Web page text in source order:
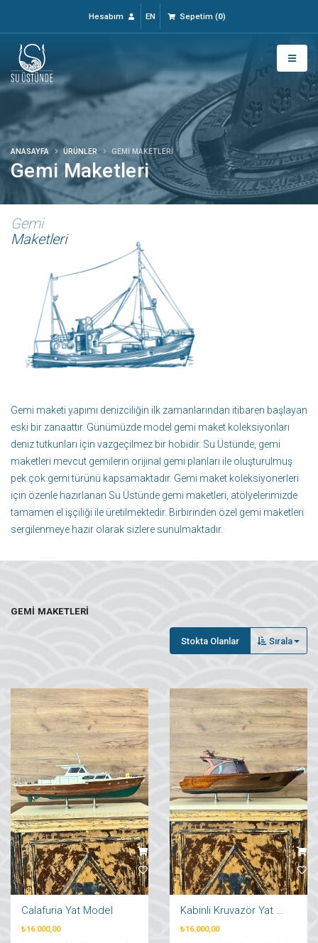
Hesabım EN Sepetim (0)
Gemi Maketleri
ANASAYFA ÜRÜNLER GEMI MAKETLERI
Gemi
Maketleri
Gemi maketi yapımı denizciliğin ilk zamanlarından itibaren başlayan
eski bir zanaattır. Günümüzde model gemi maket koleksiyonları
deniz tutkunları için vazgeçilmez bir hobidir. Su Üstünde, gemi
maketleri mevcut gemilerin orijinal gemi planları ile oluşturulmuş
pek çok gemi türünü kapsamaktadır. Gemi maket koleksiyonerleri
için özenle hazırlanan Su Üstünde gemi maketleri, atölyelerimizde
tamamen el işçiliği ile üretilmektedir. Birbirinden özel gemi maketleri
sergilenmeye hazır olarak sizlere sunulmaktadır.
GEMI MAKETLERI
Stokta Olanlar Sırala
Calafuria Yat Model
₺16.000,00
Kabinli Kruvazör Yat Maketi
₺16.000,00